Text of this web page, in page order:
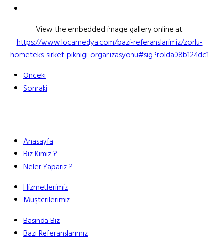
View the embedded image gallery online at:
https://www.locamedya.com/bazi-referanslarimiz/zorlu-
hometeks-sirket-piknigi-organizasyonu#sigProIda08b124dc1
Önceki
Sonraki
Anasayfa
Biz Kimiz ?
Neler Yaparız ?
Hizmetlerimiz
Müşterilerimiz
Basında Biz
Bazı Referanslarımız